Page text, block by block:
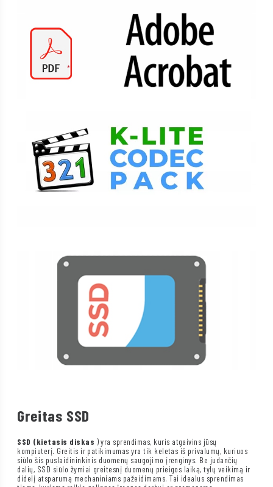
Greitas SSD
SSD (kietasis diskas ) yra sprendimas, kuris atgaivins jūsų
kompiuterį. Greitis ir patikimumas yra tik keletas iš privalumų, kuriuos
siūlo šis puslaidininkinis duomenų saugojimo įrenginys. Be judančių
dalių, SSD siūlo žymiai greitesnį duomenų prieigos laiką, tylų veikimą ir
didelį atsparumą mechaniniams pažeidimams. Tai idealus sprendimas